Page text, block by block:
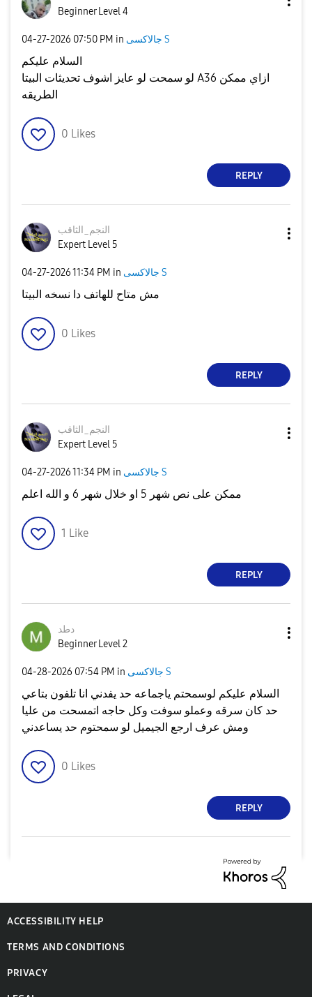
Beginner Level 4
‎04-27-2026 07:50 PM in جالاكسى S
السلام عليكم
لو سمحت لو عايز اشوف تحديثات البيتا A36 ازاي ممكن
الطريقه
0 Likes
REPLY
النجم_الثاقب
Expert Level 5
‎04-27-202611:34 PM in جالاكسى S
مش متاح للهاتف دا نسخه البيتا
0 Likes
REPLY
النجم_الثاقب
Expert Level 5
‎04-27-202611:34 PM in جالاكسى S
ممكن على نص شهر 5 او خلال شهر 6 و الله اعلم
1 Like
REPLY
دطد
Beginner Level 2
‎04-28-2026 07:54 PM in جالاكسى S
السلام عليكم لوسمحتم ياجماعه حد يفدني انا تلفون بتاعي
حد كان سرقه وعملو سوفت وكل حاجه اتمسحت من عليا
ومش عرف ارجع الجيميل لو سمحتوم حد يساعدني
0 Likes
REPLY
ACCESSIBILITY HELP
TERMS AND CONDITIONS
PRIVACY